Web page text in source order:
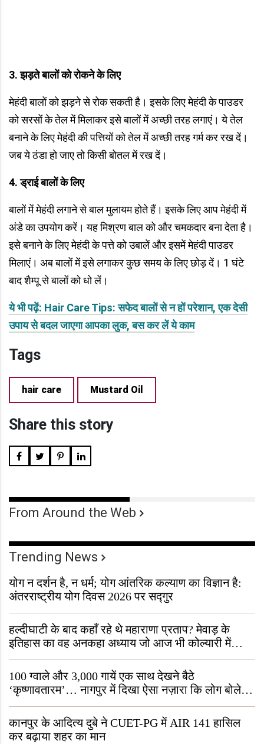
3.झड़ते बालों को रोकने के लिए
मेहंदी बालों को झड़ने से रोक सकती है। इसके लिए मेहंदी के पाउडर
को सरसों के तेल में मिलाकर इसे बालों में अच्‍छी तरह लगाएं। ये तेल
बनाने के लिए मेहंदी की पत्तियों को तेल में अच्छी तरह गर्म कर रख दें।
जब ये ठंडा हो जाए तो किसी बोतल में रख दें।
4.ड्राई बालों के लिए
बालों में मेहंदी लगाने से बाल मुलायम होते हैं। इसके लिए आप मेहंदी में
अंडे का उपयोग करें। यह मिश्रण बाल को और चमकदार बना देता है।
इसे बनाने के लिए मेहंदी के पत्ते को उबालें और इसमें मेहंदी पाउडर
मिलाएं। अब बालों में इसे लगाकर कुछ समय के लिए छोड़ दें। 1 घंटे
बाद शैम्पू से बालों को धो लें।
ये भी पढ़ें: Hair Care Tips: सफेद बालों से न हों परेशान, एक देसी
उपाय से बदल जाएगा आपका लुक, बस कर लें ये काम
Tags
hair care Mustard Oil
Share this story
From Around the Web
Trending News
योग न दर्शन है, न धर्म; योग आंतरिक कल्याण का विज्ञान है:
अंतरराष्ट्रीय योग दिवस 2026 पर सद्गुर
हल्दीघाटी के बाद कहाँ रहे थे महाराणा प्रताप? मेवाड़ के
इतिहास का वह अनकहा अध्याय जो आज भी कोल्यारी में
जीवित है
100 ग्वाले और 3,000 गायें एक साथ देखने बैठे
‘कृष्णावतारम’… नागपुर में दिखा ऐसा नज़ारा कि लोग बोले,
“ऐसा तो सिर्फ़ कृष्ण ही कर सकते हैं”
कानपुर के आदित्य दुबे ने CUET-PG में AIR 141 हासिल
कर बढ़ाया शहर का मान